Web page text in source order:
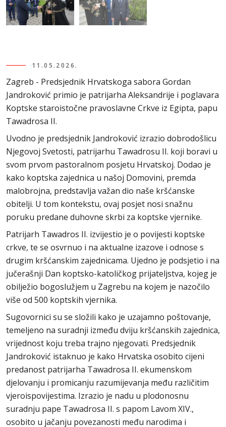
11.05.2026.
Zagreb - Predsjednik Hrvatskoga sabora Gordan
Jandroković primio je patrijarha Aleksandrije i poglavara
Koptske staroistočne pravoslavne Crkve iz Egipta, papu
Tawadrosa II.
Uvodno je predsjednik Jandroković izrazio dobrodošlicu
Njegovoj Svetosti, patrijarhu Tawadrosu II. koji boravi u
svom prvom pastoralnom posjetu Hrvatskoj. Dodao je
kako koptska zajednica u našoj Domovini, premda
malobrojna, predstavlja važan dio naše kršćanske
obitelji. U tom kontekstu, ovaj posjet nosi snažnu
poruku predane duhovne skrbi za koptske vjernike.
Patrijarh Tawadros II. izvijestio je o povijesti koptske
crkve, te se osvrnuo i na aktualne izazove i odnose s
drugim kršćanskim zajednicama. Ujedno je podsjetio i na
jučerašnji Dan koptsko-katoličkog prijateljstva, kojeg je
obilježio bogoslužjem u Zagrebu na kojem je nazočilo
više od 500 koptskih vjernika.
Sugovornici su se složili kako je uzajamno poštovanje,
temeljeno na suradnji između dviju kršćanskih zajednica,
vrijednost koju treba trajno njegovati. Predsjednik
Jandroković istaknuo je kako Hrvatska osobito cijeni
predanost patrijarha Tawadrosa II. ekumenskom
djelovanju i promicanju razumijevanja među različitim
vjeroispovijestima. Izrazio je nadu u plodonosnu
suradnju pape Tawadrosa II. s papom Lavom XIV.,
osobito u jačanju povezanosti među narodima i